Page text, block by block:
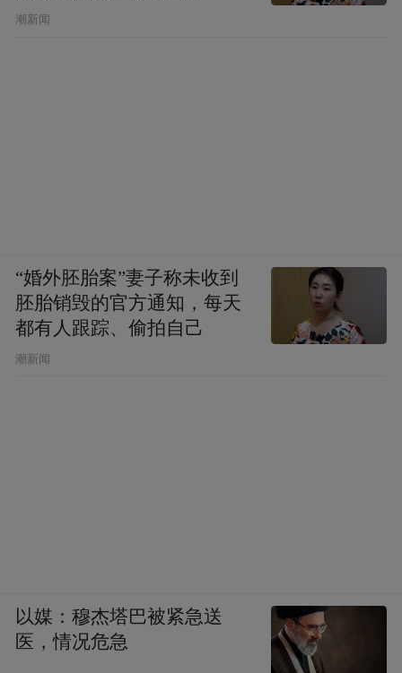
潮新闻
“婚外胚胎案”妻子称未收到
胚胎销毁的官方通知，每天
都有人跟踪、偷拍自己
潮新闻
以媒：穆杰塔巴被紧急送
医，情况危急